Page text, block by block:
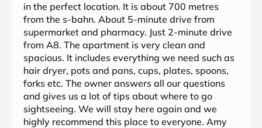
in the perfect location. It is about 700 metres
from the s-bahn. About 5-minute drive from
supermarket and pharmacy. Just 2-minute drive
from A8. The apartment is very clean and
spacious. It includes everything we need such as
hair dryer, pots and pans, cups, plates, spoons,
forks etc. The owner answers all our questions
and gives us a lot of tips about where to go
sightseeing. We will stay here again and we
highly recommend this place to everyone. Amy